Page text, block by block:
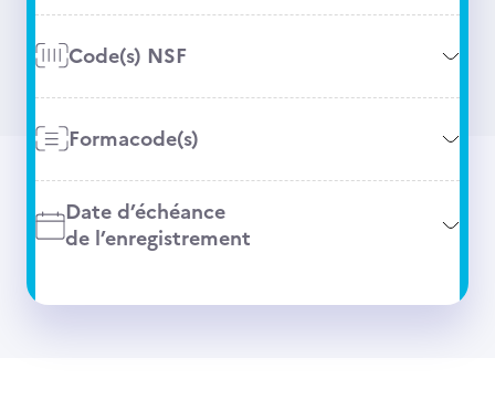
Code(s) NSF
Formacode(s)
Date d’échéance
de l’enregistrement